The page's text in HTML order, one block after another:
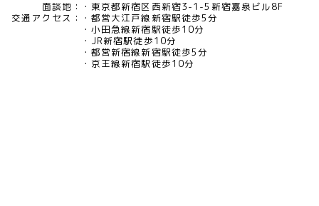
面談地：
東京都新宿区西新宿3-1-5新宿嘉泉ビル8F
交通アクセス：
都営大江戸線新宿駅徒歩5分
小田急線新宿駅徒歩10分
JR新宿駅徒歩10分
都営新宿線新宿駅徒歩5分
京王線新宿駅徒歩10分